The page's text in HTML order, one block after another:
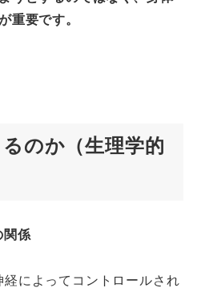
重要です。
のか（生理学的
関係
経によってコントロールされ